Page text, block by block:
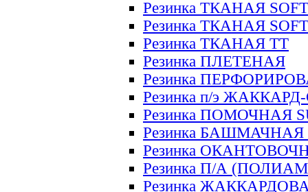
Резинка ТКАНАЯ SOFT
Резинка ТКАНАЯ
Резинка ТКАНАЯ ТТ
Резинка ПЛЕТЕНАЯ
Резинка
Резинка п/э
Резинка ПОМОЧНАЯ
Резинка БАШМАЧНАЯ
Резинка
Резинка П/А
Резинка